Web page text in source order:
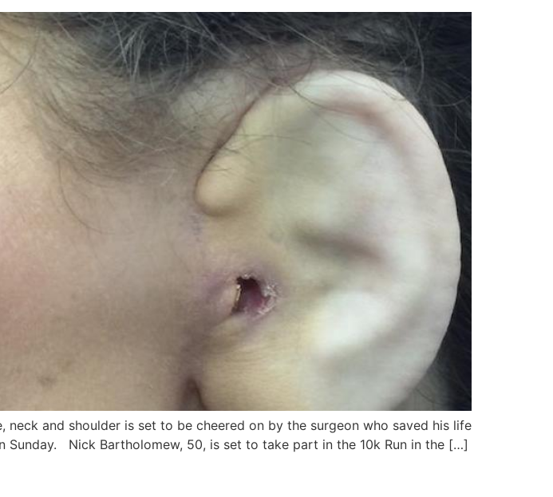
and shoulder is set to be cheered on by the surgeon who saved his life
Sunday. Nick Bartholomew, 50, is set to take part in the 10k Run in the […]